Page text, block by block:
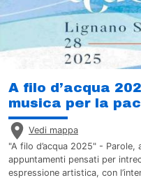
A filo d’acqua
musica per la
Vedi mappa
"A filo d’acqua 2025" -
appuntamenti pensati per
espressione artistica, con